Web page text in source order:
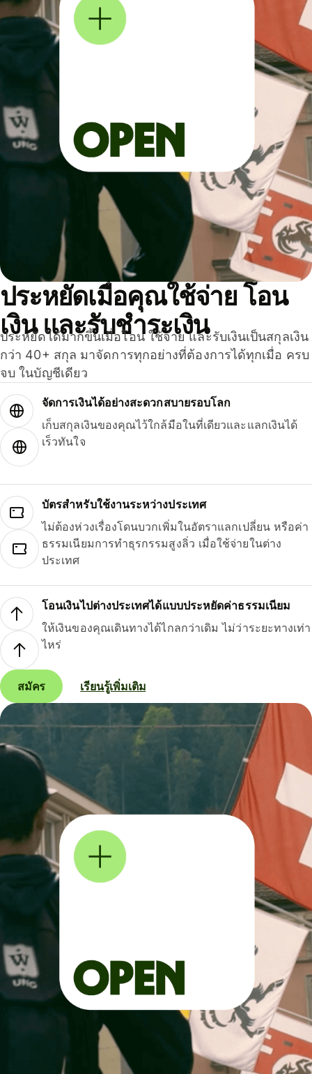
ประหยัดเมื่อคุณใช้จ่าย โอน
เงิน และรับชำระเงิน
ประหยัดได้มากขึ้นเมื่อโอน ใช้จ่าย และรับเงินเป็นสกุลเงิน
กว่า 40+ สกุล มาจัดการทุกอย่างที่ต้องการได้ทุกเมื่อ ครบ
จบ ในบัญชีเดียว
จัดการเงินได้อย่างสะดวกสบายรอบโลก
เก็บสกุลเงินของคุณไว้ใกล้มือในที่เดียวและแลกเงินได้
เร็วทันใจ
บัตรสำหรับใช้งานระหว่างประเทศ
ไม่ต้องห่วงเรื่องโดนบวกเพิ่มในอัตราแลกเปลี่ยน หรือค่า
ธรรมเนียมการทำธุรกรรมสูงลิ่ว เมื่อใช้จ่ายในต่าง
ประเทศ
โอนเงินไปต่างประเทศได้แบบประหยัดค่าธรรมเนียม
ให้เงินของคุณเดินทางได้ไกลกว่าเดิม ไม่ว่าระยะทางเท่า
ไหร่
สมัคร เรียนรู้เพิ่มเติม